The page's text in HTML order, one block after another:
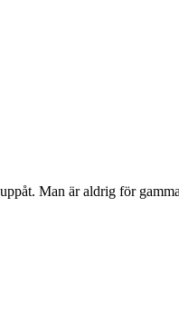
Man är aldrig för